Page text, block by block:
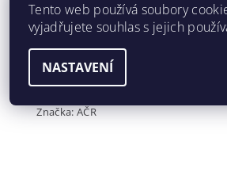
ODZNAK AČR ČEPICOVÝ VELKÝ -
ZLATÝ BAREVNÝ
Značka:AČR
Tento web používá soubory
vyjadřujete souhlas s jejich
NASTAVENÍ